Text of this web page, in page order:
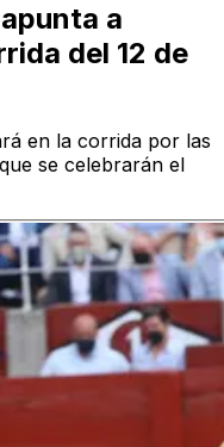
a
del 12 de
en la corrida por las
se celebrarán el